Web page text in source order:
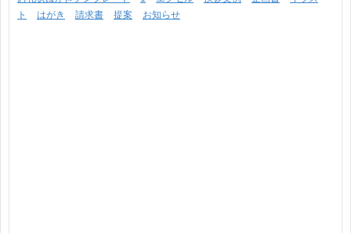
ト
はがき 請求書 提案 お知らせ